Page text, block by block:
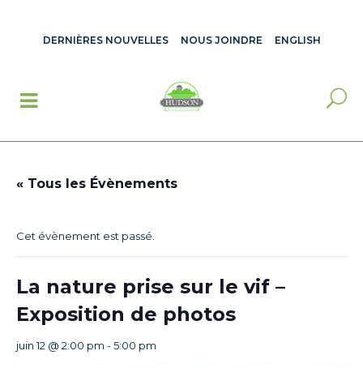
DERNIÈRES NOUVELLES NOUS JOINDRE ENGLISH
« Tous les Évènements
Cet évènement est passé.
La nature prise sur le vif –
Exposition de photos
juin 12 @ 2:00 pm -5:00 pm